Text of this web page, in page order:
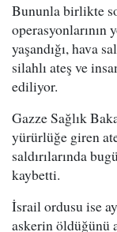
Bununla birlikte
yaşandığı, hava
silahlı ateş ve
ediliyor.
Gazze Sağlık
yürürlüğe giren
saldırılarında
kaybetti.
İsrail ordusu ise
askerin öldüğünü